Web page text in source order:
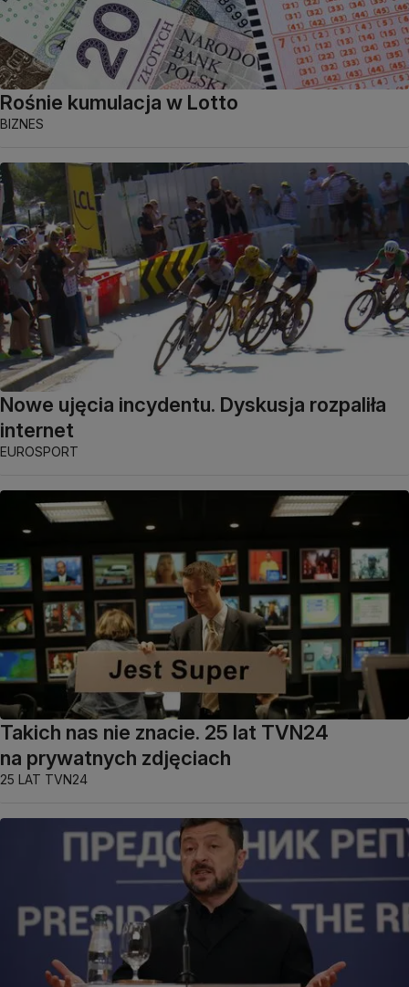
Rośnie kumulacja w Lotto
BIZNES
Nowe ujęcia incydentu. Dyskusja rozpaliła
internet
EUROSPORT
Takich nas nie znacie. 25 lat TVN24
na prywatnych zdjęciach
25 LAT TVN24